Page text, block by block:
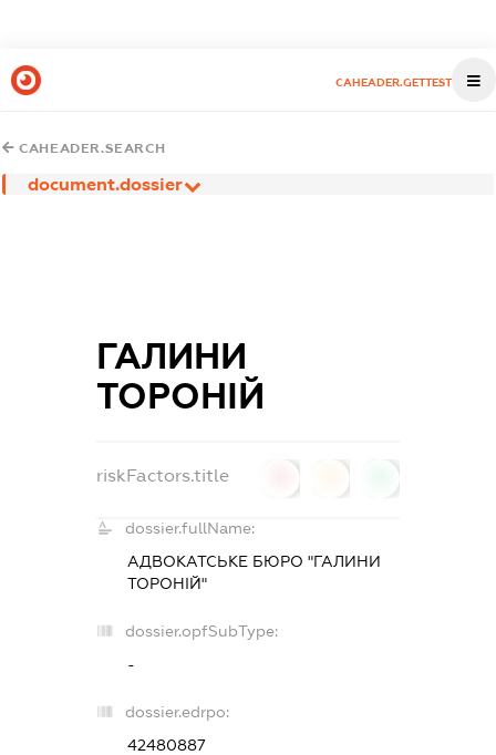
CAHEADER.GETTEST
CAHEADER.SEARCH
document.dossier
ГАЛИНИ
ТОРОНІЙ
riskFactors.title
dossier.fullName:
АДВОКАТСЬКЕ БЮРО "ГАЛИНИ
ТОРОНІЙ"
dossier.opfSubType:
-
dossier.edrpo:
42480887